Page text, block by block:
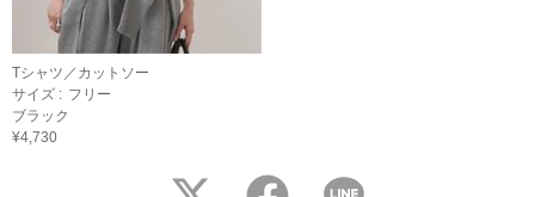
Tシャツ／カットソー
サイズ : フリー
ブラック
¥4,730
twitter facebook